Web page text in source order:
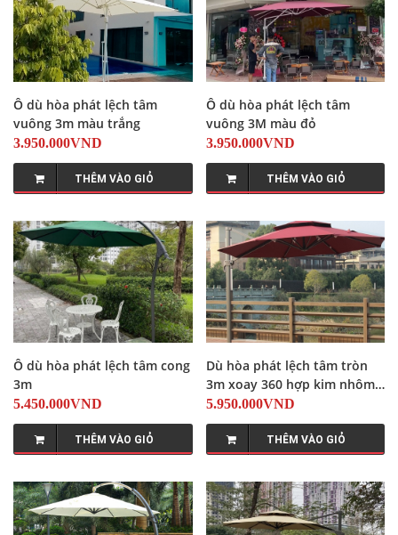
Ô dù hòa phát lệch tâm
vuông 3m màu trắng
3.950.000VND
THÊM VÀO GIỎ
Ô dù hòa phát lệch tâm
vuông 3M màu đỏ
3.950.000VND
THÊM VÀO GIỎ
Ô dù hòa phát lệch tâm cong
3m
5.450.000VND
THÊM VÀO GIỎ
Dù hòa phát lệch tâm tròn
3m xoay 360 hợp kim nhôm
màu đỏ
5.950.000VND
THÊM VÀO GIỎ